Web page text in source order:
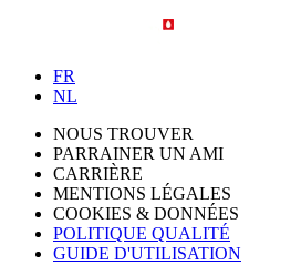
FR
NL
NOUS TROUVER
PARRAINER UN AMI
CARRIÈRE
MENTIONS LÉGALES
COOKIES & DONNÉES
POLITIQUE QUALITÉ
GUIDE D'UTILISATION